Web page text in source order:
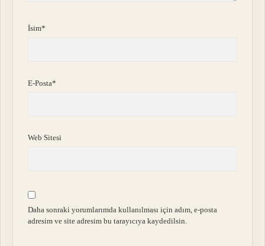
İsim*
E-Posta*
Web Sitesi
Daha sonraki yorumlarımda kullanılması için adım, e-posta
adresim ve site adresim bu tarayıcıya kaydedilsin.